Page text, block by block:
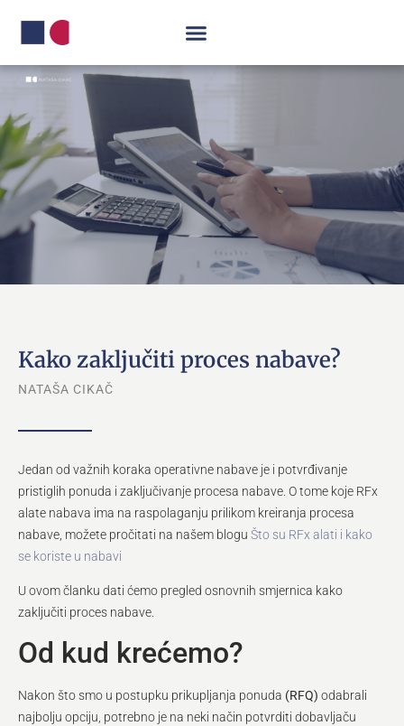
Kako zaključiti proces nabave?
NATAŠA CIKAČ
Jedan od važnih koraka operativne nabave je i potvrđivanje
pristiglih ponuda i zaključivanje procesa nabave. O tome koje RFx
alate nabava ima na raspolaganju prilikom kreiranja procesa
nabave, možete pročitati na našem blogu Što su RFx alati i kako
se koriste u nabavi
U ovom članku dati ćemo pregled osnovnih smjernica kako
zaključiti proces nabave.
Od kud krećemo?
Nakon što smo u postupku prikupljanja ponuda (RFQ) odabrali
najbolju opciju, potrebno je na neki način potvrditi dobavljaču